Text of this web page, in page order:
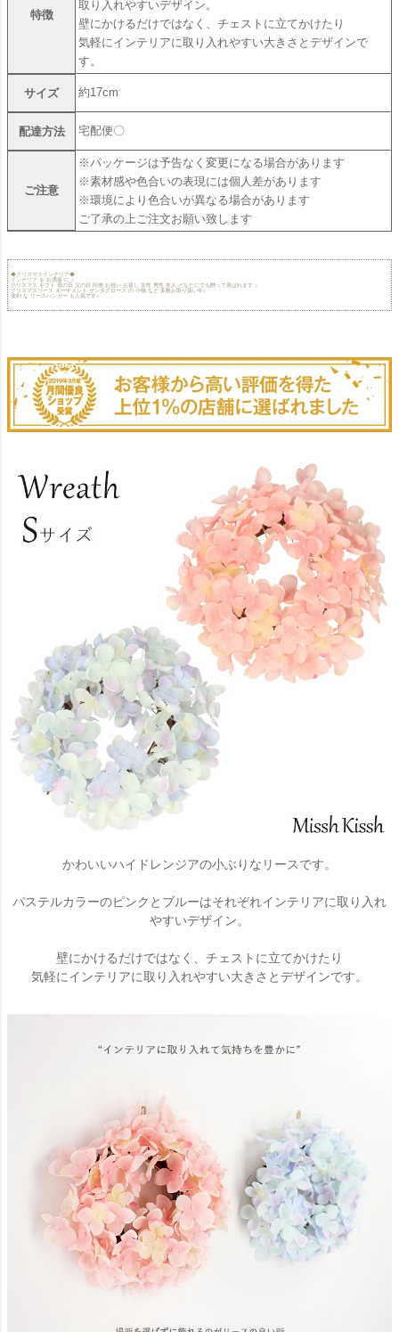
特徴
取り入れやすいデザイン。
壁にかけるだけではなく、チェストに立てかけたり
気軽にインテリアに取り入れやすい大きさとデザインで
す。
サイズ 約17cm
配達方法 宅配便〇
ご注意
※パッケージは予告なく変更になる場合があります
※素材感や色合いの表現には個人差があります
※環境により色合いが異なる場合があります
ご了承の上ご注文お願い致します
◆クリスマスインテリア◆
インテリア を お洒落 に ♪
クリスマス ギフト 母の日 父の日 同僚 お祝い お返し 女性 男性 友人 どなたにでも贈って喜ばれます ♪
クリスマスリース オーナメント サンタクロース の 小物 など 多数お取り扱い中♪
便利 な リースハンガー も人気です♪
かわいいハイドレンジアの小ぶりなリースです。
パステルカラーのピンクとブルーはそれぞれインテリアに取り入れ
やすいデザイン。
壁にかけるだけではなく、チェストに立てかけたり
気軽にインテリアに取り入れやすい大きさとデザインです。